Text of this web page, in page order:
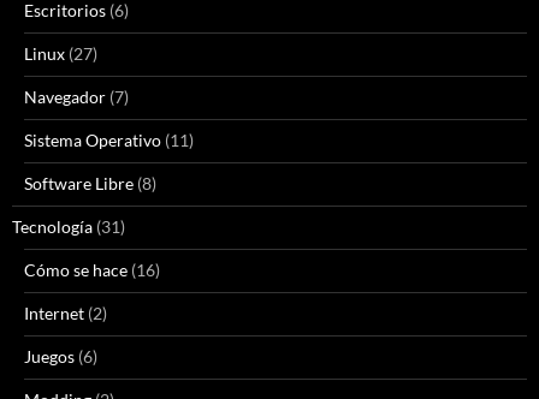
Escritorios (6)
Linux (27)
Navegador (7)
Sistema Operativo (11)
Software Libre (8)
Tecnología (31)
Cómo se hace (16)
Internet (2)
Juegos (6)